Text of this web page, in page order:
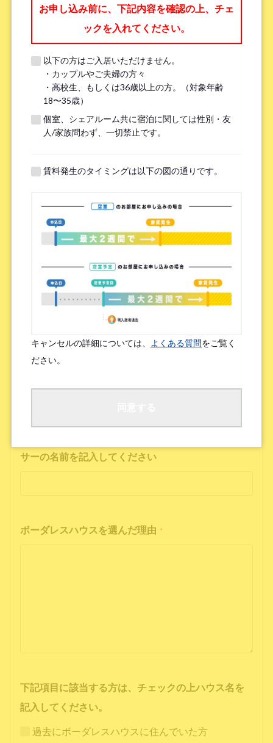
*
勤務先名、学校名 *
※無職の方は無しとご記入ください
提携機関 ※以下の提携機関に所属されている方はお選び下さい。
ボーダレスハウスを知ったきっかけ *
検索エンジン（Google／Yahoo! など）
広告を見て（Google広告／SNS広告 など）
物件ポータルサイト
ブログやWeb記事を読んで
友人/知人からの口コミ
所属先からの紹介
SNSインフルエンサーの投稿を見た
サーの名前を記入してください
ボーダレスハウスを選んだ理由 *
下記項目に該当する方は、チェックの上ハウス名を
記入してください。
過去にボーダレスハウスに住んでいた方
お申し込み前に、下記内容を確認の上、チェ
ックを入れてください。
以下の方はご入居いただけません。
・カップルやご夫婦の方々
・高校生、もしくは36歳以上の方。（対象年齢
18〜35歳）
個室、シェアルーム共に宿泊に関しては性別・友
人/家族問わず、一切禁止です。
賃料発生のタイミングは以下の図の通りです。
キャンセルの詳細については、 よくある質問をご覧く
ださい。